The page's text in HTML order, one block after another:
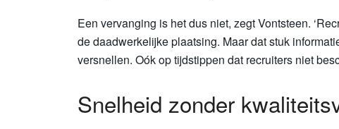
Een vervanging is het dus niet, zegt Vontsteen.
de daadwerkelijke plaatsing. Maar dat stuk
versnellen. Oók op tijdstippen dat recruiters niet
Snelheid zonder